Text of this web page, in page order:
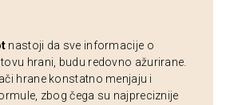
nastoji da sve informacije o
hrani, budu redovno ažurirane.
hrane konstatno menjaju i
zbog čega su najpreciznije